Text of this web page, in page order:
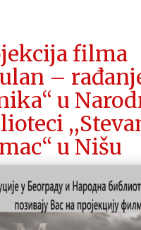
i kultura
filma
–
u
u Nišu